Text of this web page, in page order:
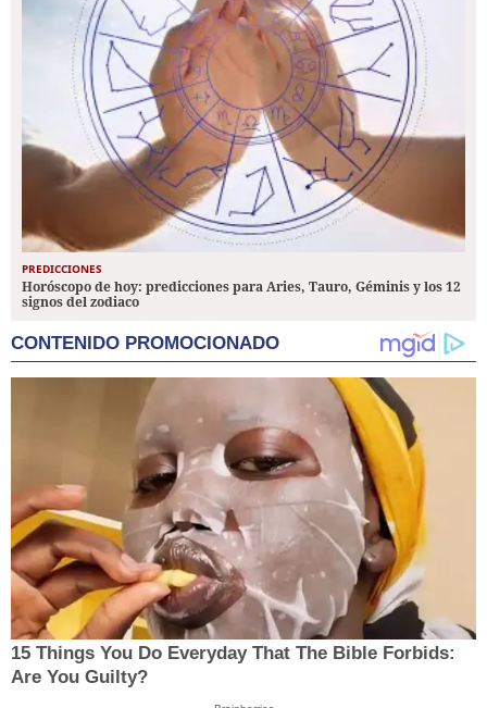
PREDICCIONES
Horóscopo de hoy: predicciones para Aries, Tauro, Géminis y los 12
signos del zodiaco
CONTENIDO PROMOCIONADO
15 Things You Do Everyday That The Bible Forbids:
Are You Guilty?